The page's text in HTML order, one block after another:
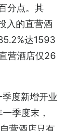
分点。其
入的直营酒
达1593
营酒店仅26
度新增开业
季度末，
营酒店只有